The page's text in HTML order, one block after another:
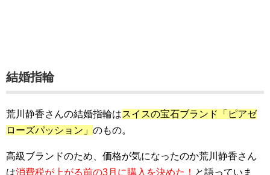
結婚指輪
荒川静香さんの結婚指輪はスイスの宝石ブランド「ピアゼ
ローズパッション」 のもの。
高級ブランドのため、価格が気になったのか荒川静香さん
は消費税が上がる前の3月に購入を決めた！ と語っていま